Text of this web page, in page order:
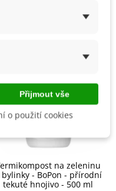
na zeleninu
bylinky - BoPon - přírodní
tekuté hnojivo - 500 ml
Přijmout vše
o použití cookies